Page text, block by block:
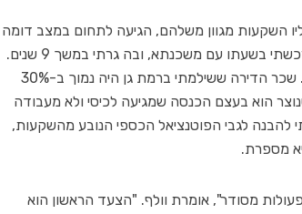
השקעות מגוון משלהם, הגיעה לתחום במצב דומה
לזה של רוב הלקוחות שלה. "יש לי נכס אחד בתל אביב, דירה שרכשתי בשעתו עם משכנתא, ובה גרתי במשך 9 שנים.
בשלב מסוים החלטתי לעבור לדירה מרווחת הרבה יותר ברמת גן. שכר הדירה ששילמתי ברמת גן היה נמוך ב-30%
הוא בעצם הכנסה שמגיעה לכיסי ולא מעבודה
להבנה לגבי הפוטנציאל הכספי הנובע מהשקעות,
מספרת.
מסודר", אומרת וולף. "הצעד הראשון הוא